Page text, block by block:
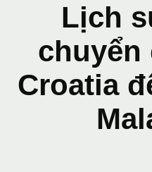
Lịch
chuyển
Croatia